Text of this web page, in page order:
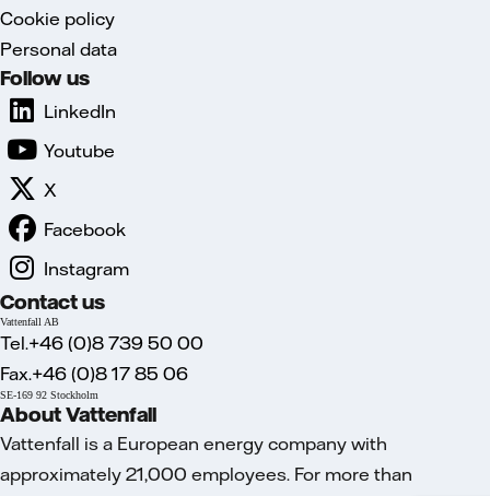
Cookie policy
Personal data
Follow us
LinkedIn
Youtube
X
Facebook
Instagram
Contact us
Vattenfall AB
Tel.+46 (0)8 739 50 00
Fax.+46 (0)8 17 85 06
SE-169 92 Stockholm
About Vattenfall
Vattenfall is a European energy company with
approximately 21,000 employees. For more than